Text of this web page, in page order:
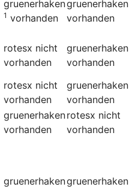
gruenerhaken
1 vorhanden
gruenerhaken
vorhanden
rotesx nicht
vorhanden
gruenerhaken
vorhanden
rotesx nicht
vorhanden
gruenerhaken
vorhanden
gruenerhaken
vorhanden
rotesx nicht
vorhanden
gruenerhakengruenerhaken